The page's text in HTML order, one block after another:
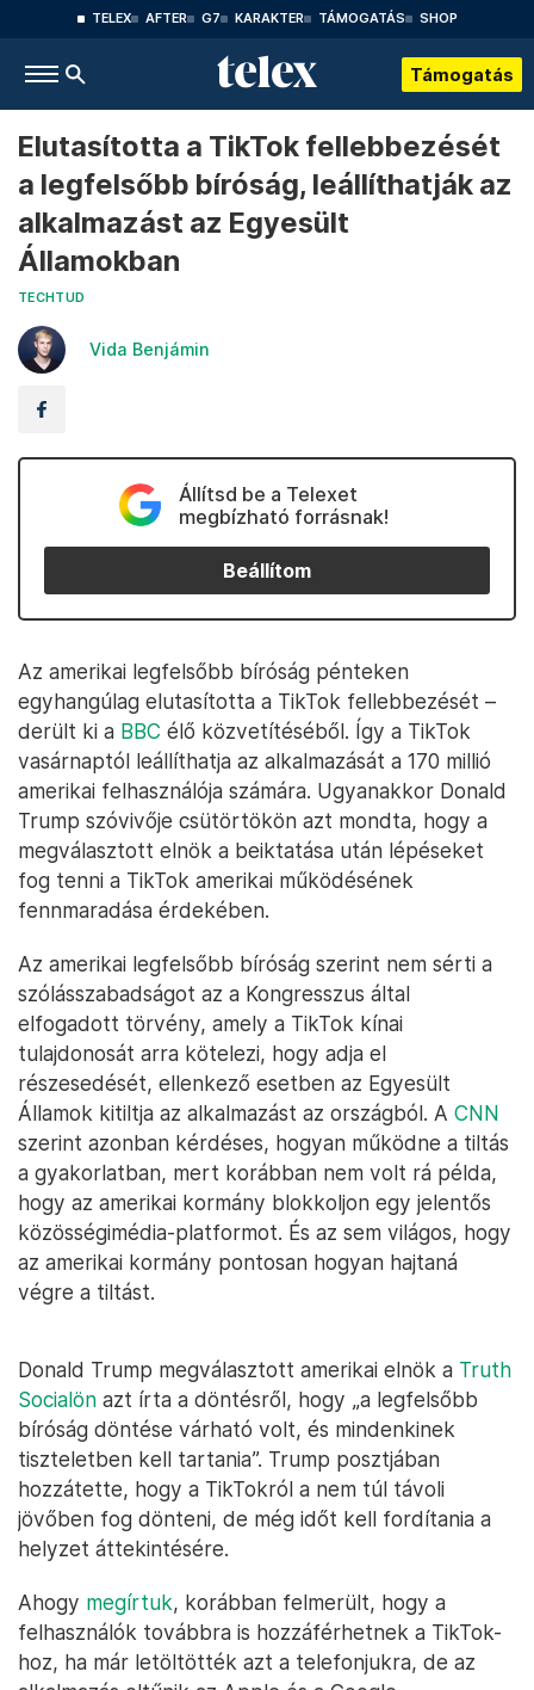
TELEX AFTER G7 KARAKTER TÁMOGATÁS SHOP
Támogatás
Elutasította a TikTok fellebbezését
a legfelsőbb bíróság, leállíthatják az
alkalmazást az Egyesült
Államokban
TECHTUD
Vida Benjámin
Állítsd be a Telexet
megbízható forrásnak!
Beállítom
Az amerikai legfelsőbb bíróság pénteken
egyhangúlag elutasította a TikTok fellebbezését –
derült ki a BBC élő közvetítéséből. Így a TikTok
vasárnaptól leállíthatja az alkalmazását a 170 millió
amerikai felhasználója számára. Ugyanakkor Donald
Trump szóvivője csütörtökön azt mondta, hogy a
megválasztott elnök a beiktatása után lépéseket
fog tenni a TikTok amerikai működésének
fennmaradása érdekében.
Az amerikai legfelsőbb bíróság szerint nem sérti a
szólásszabadságot az a Kongresszus által
elfogadott törvény, amely a TikTok kínai
tulajdonosát arra kötelezi, hogy adja el
részesedését, ellenkező esetben az Egyesült
Államok kitiltja az alkalmazást az országból. A CNN
szerint azonban kérdéses, hogyan működne a tiltás
a gyakorlatban, mert korábban nem volt rá példa,
hogy az amerikai kormány blokkoljon egy jelentős
közösségimédia-platformot. És az sem világos, hogy
az amerikai kormány pontosan hogyan hajtaná
végre a tiltást.
Donald Trump megválasztott amerikai elnök a Truth
Socialön azt írta a döntésről, hogy „a legfelsőbb
bíróság döntése várható volt, és mindenkinek
tiszteletben kell tartania”. Trump posztjában
hozzátette, hogy a TikTokról a nem túl távoli
jövőben fog dönteni, de még időt kell fordítania a
helyzet áttekintésére.
Ahogy megírtuk, korábban felmerült, hogy a
felhasználók továbbra is hozzáférhetnek a TikTok-
hoz, ha már letöltötték azt a telefonjukra, de az